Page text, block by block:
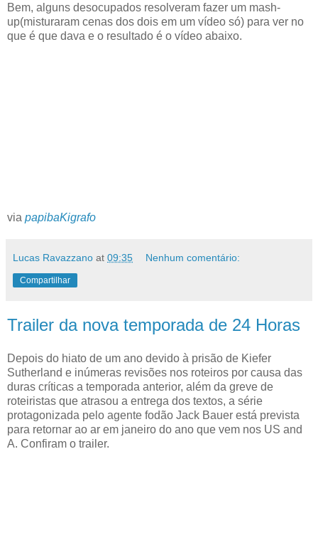
Bem, alguns desocupados resolveram fazer um mash-
up(misturaram cenas dos dois em um vídeo só) para ver no
que é que dava e o resultado é o vídeo abaixo.
via papibaKigrafo
Lucas Ravazzano at 09:35 Nenhum comentário:
Compartilhar
Trailer da nova temporada de 24 Horas
Depois do hiato de um ano devido à prisão de Kiefer
Sutherland e inúmeras revisões nos roteiros por causa das
duras críticas a temporada anterior, além da greve de
roteiristas que atrasou a entrega dos textos, a série
protagonizada pelo agente fodão Jack Bauer está prevista
para retornar ao ar em janeiro do ano que vem nos US and
A. Confiram o trailer.